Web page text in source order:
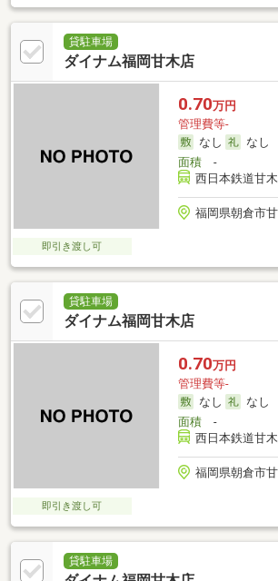
貸駐車場
ダイナム福岡甘木店
0.70万円
管理費等-
なし
なし
面積-
西日本鉄道甘
福岡県朝倉市
即引き渡し可
貸駐車場
ダイナム福岡甘木店
0.70万円
管理費等-
なし
なし
面積-
西日本鉄道甘
福岡県朝倉市
即引き渡し可
貸駐車場